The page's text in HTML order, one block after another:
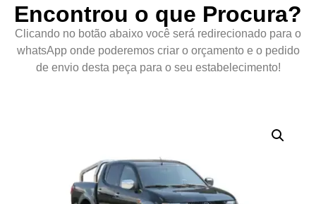
Encontrou o que Procura?
Clicando no botão abaixo você será redirecionado para o
whatsApp onde poderemos criar o orçamento e o pedido
de envio desta peça para o seu estabelecimento!